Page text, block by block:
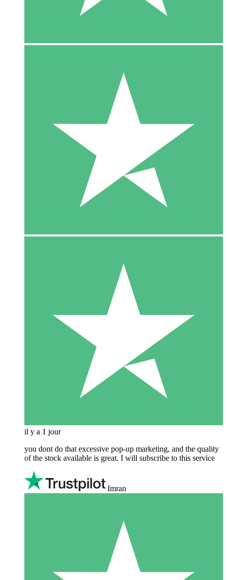
il y a 1 jour
you dont do that excessive pop-up marketing, and the quality
of the stock available is great. I will subscribe to this service
Imran